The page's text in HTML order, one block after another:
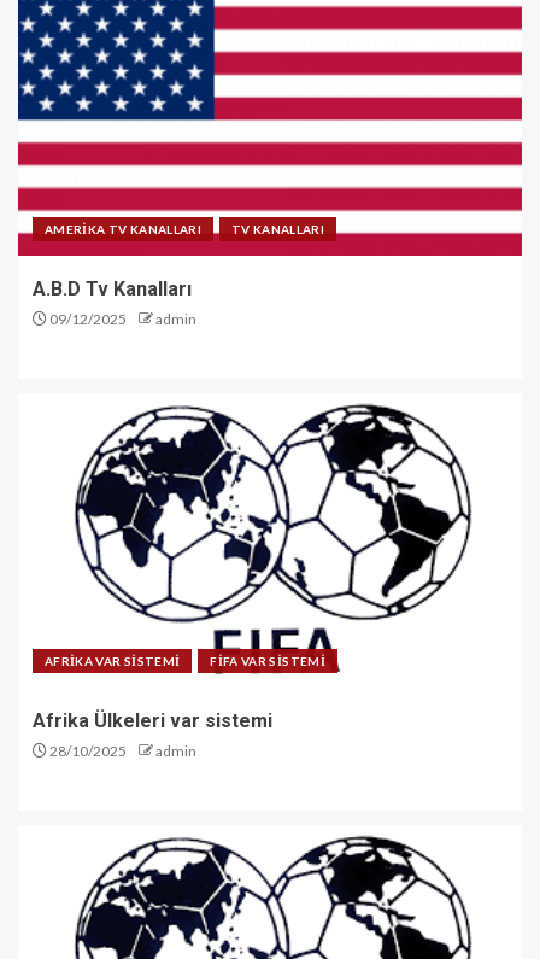
AMERİKA TV KANALLARI TV KANALLARI
A.B.D Tv Kanalları
09/12/2025 admin
AFRİKA VAR SİSTEMİ FİFA VAR SİSTEMİ
Afrika Ülkeleri var sistemi
28/10/2025 admin